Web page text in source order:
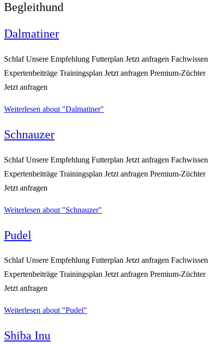
Begleithund
Dalmatiner
Schlaf Unsere Empfehlung Futterplan Jetzt anfragen Fachwissen
Expertenbeiträge Trainingsplan Jetzt anfragen Premium-Züchter
Jetzt anfragen
Weiterlesen about "Dalmatiner"
Schnauzer
Schlaf Unsere Empfehlung Futterplan Jetzt anfragen Fachwissen
Expertenbeiträge Trainingsplan Jetzt anfragen Premium-Züchter
Jetzt anfragen
Weiterlesen about "Schnauzer"
Pudel
Schlaf Unsere Empfehlung Futterplan Jetzt anfragen Fachwissen
Expertenbeiträge Trainingsplan Jetzt anfragen Premium-Züchter
Jetzt anfragen
Weiterlesen about "Pudel"
Shiba Inu